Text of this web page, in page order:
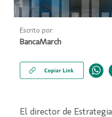
Escrito por:
BancaMarch
El director de